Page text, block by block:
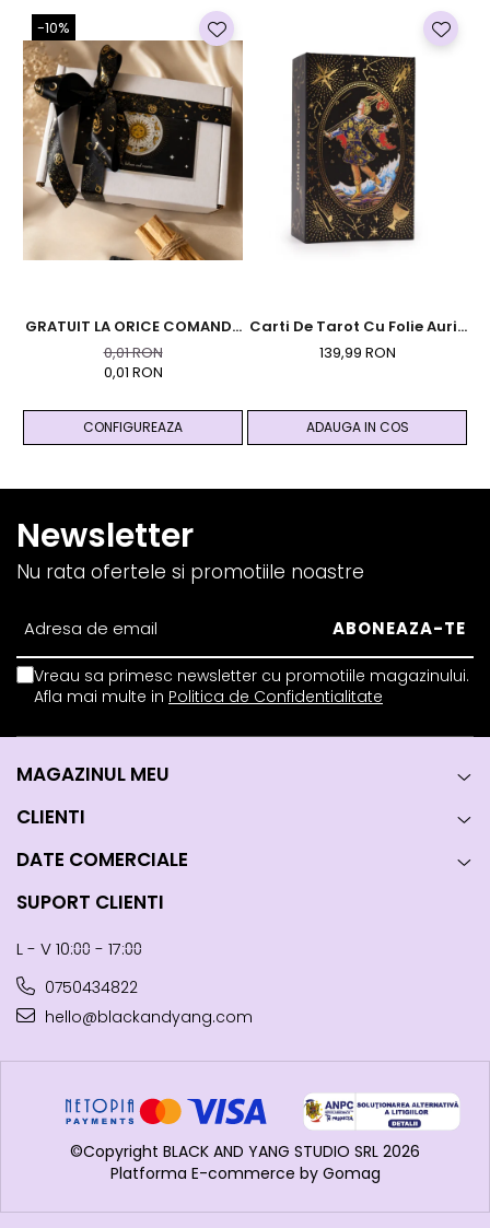
Frunze naturale presate, aplicate manual
Legatorie artizanala
Ideala pentru scris cu stilou, creion sau pix
Produs sustenabil
-10%
GRATUIT LA ORICE COMANDA
PESTE 99 RON - Cutie
Personalizata Cadou Black
0,01 RON
0,01 RON
CONFIGUREAZA
Carti De Tarot Cu Folie Aurie
Si Ghid - Magic
139,99 RON
ADAUGA IN COS
Newsletter
Nu rata ofertele si promotiile noastre
Vreau sa primesc newsletter cu promotiile magazinului.
Afla mai multe in Politica de Confidentialitate
MAGAZINUL MEU
CLIENTI
DATE COMERCIALE
SUPORT CLIENTI
L - V 10:⩇⩇ - 17:⩇⩇
0750434822
hello@blackandyang.com
©Copyright BLACK AND YANG STUDIO SRL 2026
Platforma E-commerce by Gomag